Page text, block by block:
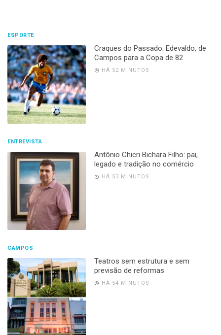
ESPORTE
Craques do Passado: Edevaldo, de
Campos para a Copa de 82
HÁ 52 MINUTOS
ENTREVISTA
Antônio Chicri Bichara Filho: pai,
legado e tradição no comércio
HÁ 53 MINUTOS
CAMPOS
Teatros sem estrutura e sem
previsão de reformas
HÁ 54 MINUTOS